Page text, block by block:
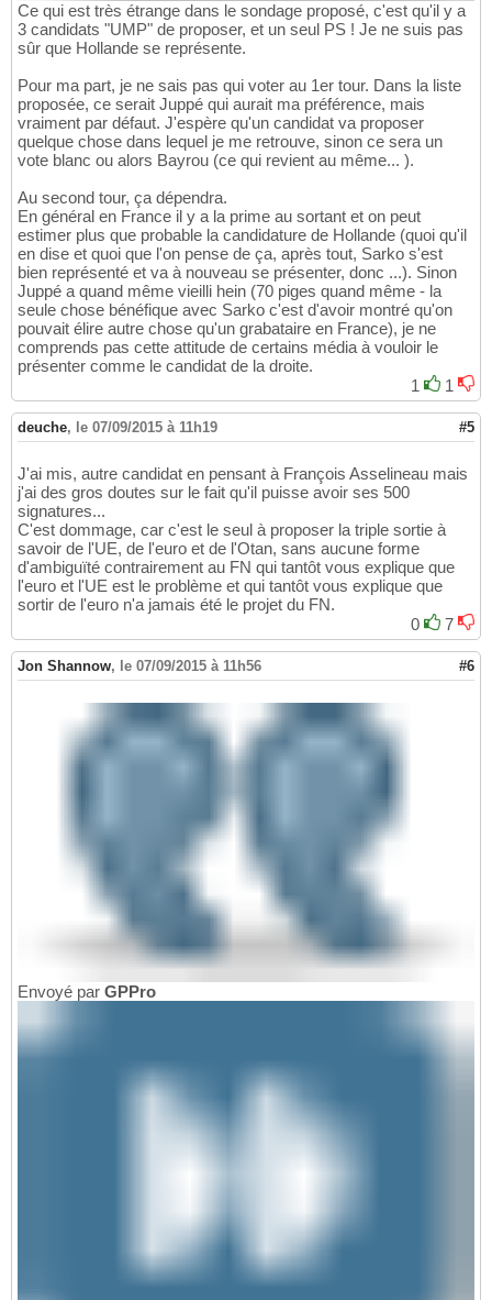
Ce qui est très étrange dans le sondage proposé, c'est qu'il y a
3 candidats "UMP" de proposer, et un seul PS ! Je ne suis pas
sûr que Hollande se représente.
Pour ma part, je ne sais pas qui voter au 1er tour. Dans la liste
proposée, ce serait Juppé qui aurait ma préférence, mais
vraiment par défaut. J'espère qu'un candidat va proposer
quelque chose dans lequel je me retrouve, sinon ce sera un
vote blanc ou alors Bayrou (ce qui revient au même... ).
Au second tour, ça dépendra.
En général en France il y a la prime au sortant et on peut
estimer plus que probable la candidature de Hollande (quoi qu'il
en dise et quoi que l'on pense de ça, après tout, Sarko s'est
bien représenté et va à nouveau se présenter, donc ...). Sinon
Juppé a quand même vieilli hein (70 piges quand même - la
seule chose bénéfique avec Sarko c'est d'avoir montré qu'on
pouvait élire autre chose qu'un grabataire en France), je ne
comprends pas cette attitude de certains média à vouloir le
présenter comme le candidat de la droite.
1
1
deuche, le 07/09/2015 à 11h19 #5
J'ai mis, autre candidat en pensant à François Asselineau mais
j'ai des gros doutes sur le fait qu'il puisse avoir ses 500
signatures...
C'est dommage, car c'est le seul à proposer la triple sortie à
savoir de l'UE, de l'euro et de l'Otan, sans aucune forme
d'ambiguïté contrairement au FN qui tantôt vous explique que
l'euro et l'UE est le problème et qui tantôt vous explique que
sortir de l'euro n'a jamais été le projet du FN.
0
7
Jon Shannow, le 07/09/2015 à 11h56 #6
Envoyé par GPPro